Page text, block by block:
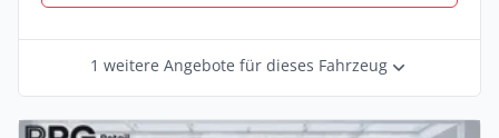
1 weitere Angebote für dieses Fahrzeug